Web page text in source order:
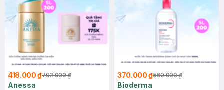
418.000 ₫702.000 ₫
Anessa
370.000 ₫560.000 ₫
Bioderma